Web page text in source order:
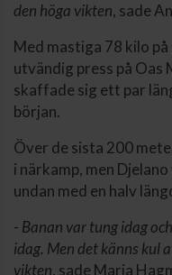
den höga vikten, sade
Med mastiga 78 kilo
utvändig press på Oas
skaffade sig ett par
början.
Över de sista 200
i närkamp, men
undan med en halv
- Banan var tung idag
idag. Men det känns kul
vikten, sade Maria